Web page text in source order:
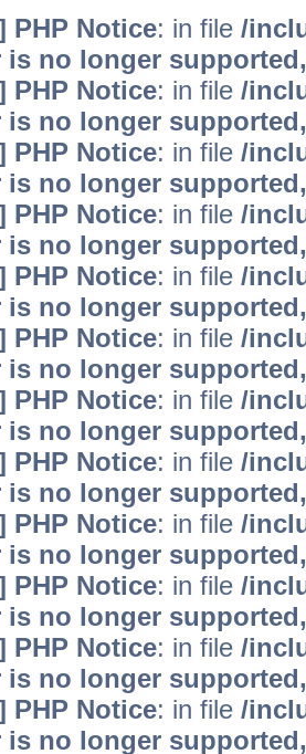
PHP Notice: in file /
is no longer
PHP Notice: in file /
is no longer
PHP Notice: in file /
is no longer
PHP Notice: in file /
is no longer
PHP Notice: in file /
is no longer
PHP Notice: in file /
is no longer
PHP Notice: in file /
is no longer
PHP Notice: in file /
is no longer
PHP Notice: in file /
is no longer
PHP Notice: in file /
is no longer
PHP Notice: in file /
is no longer
PHP Notice: in file /
is no longer